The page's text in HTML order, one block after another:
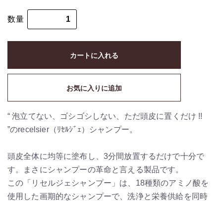
数量
カートに入れる
お気に入りに追加
“ 泡立てない、ゴシゴシしない、ただ頭皮に置くだけ !!
”のrecelsier（ﾘｾﾙｼﾞｪ）シャンプー。
頭皮全体に均等に塗布し、3分間放置するだけで十分で
す。まさにシャンプーの革命と言える製品です。
この「リセルジェシャンプー」は、18種類のアミノ酸を
使用した画期的なシャンプーで、洗浄と栄養供給を同時